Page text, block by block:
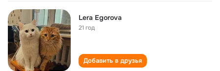
Lera Egorova
21 год
Добавить в друзья